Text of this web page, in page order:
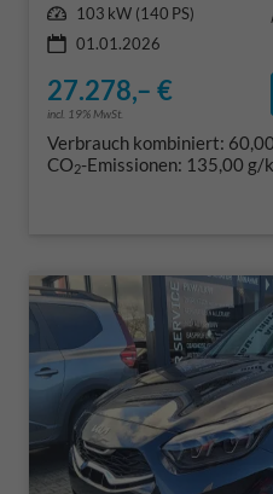
Leistung 103 kW (140 PS)
01.01.2026
27.278,– €
incl. 19% MwSt.
Verbrauch kombiniert:
CO2-Emissionen: 135,00 g/